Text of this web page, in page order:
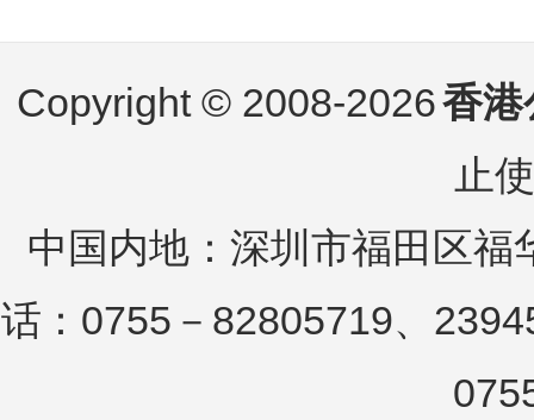
Copyright © 2008-2026香港
止
中国内地：深圳市福田区
话：0755－82805719、